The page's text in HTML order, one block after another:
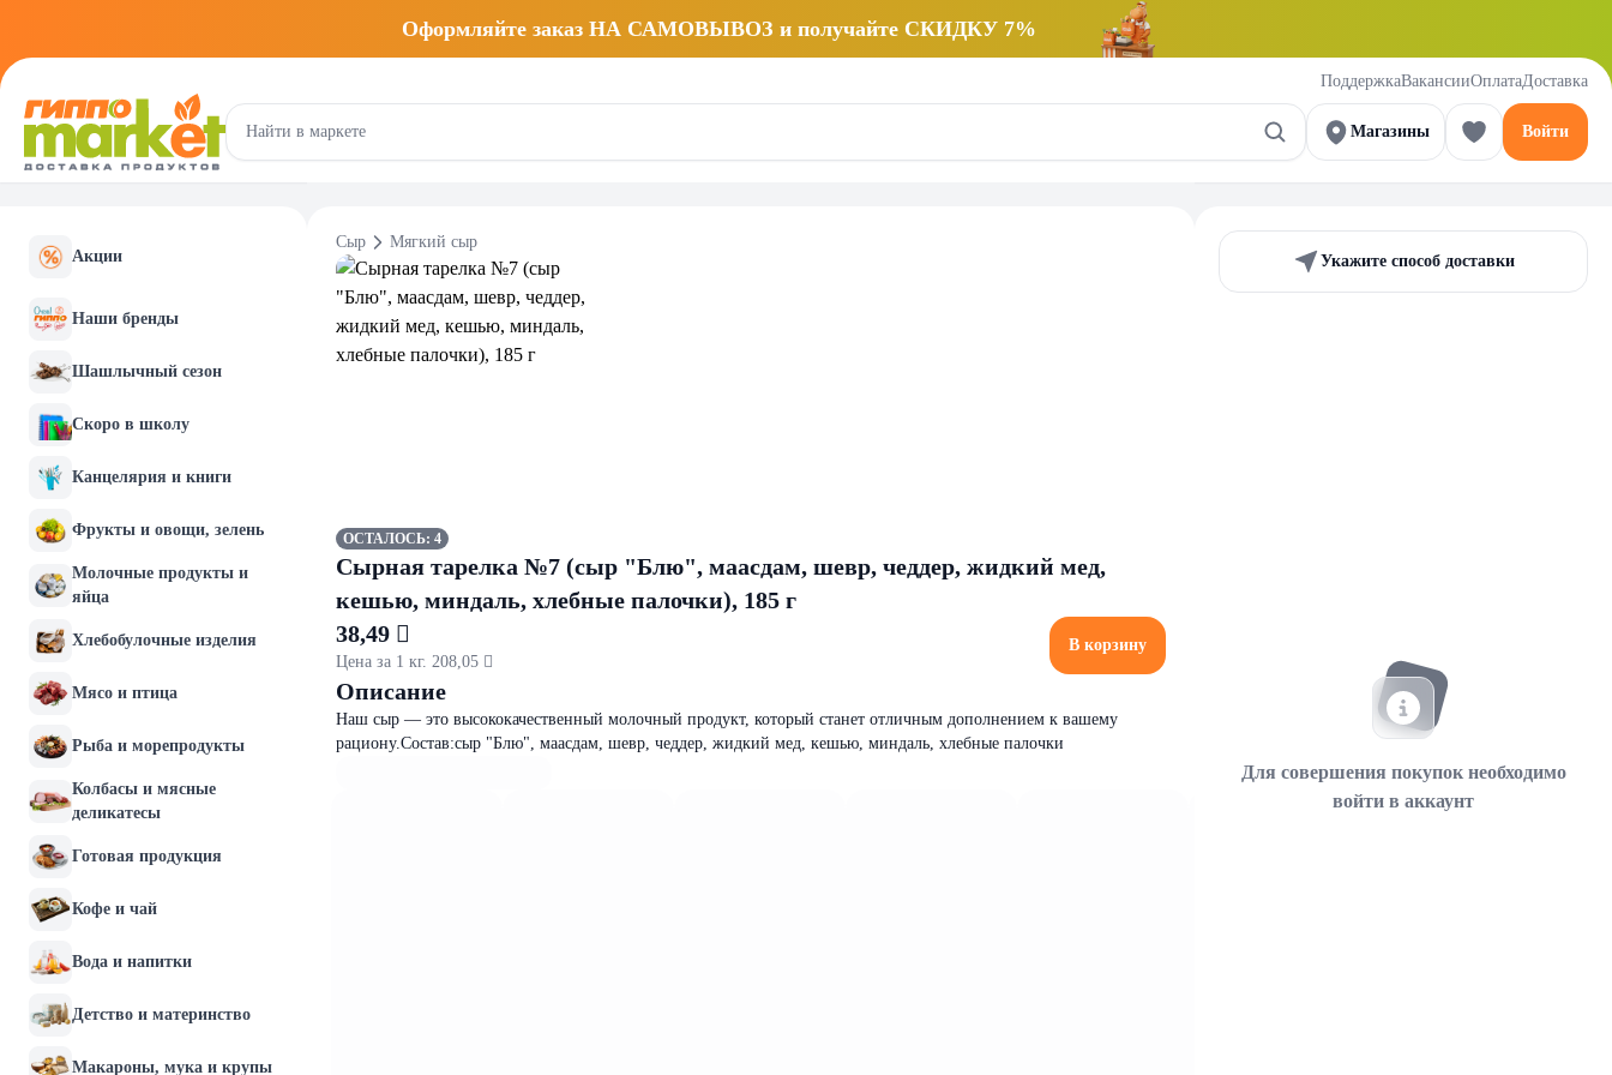
Оформляйте заказ НА САМОВЫВОЗ и получайте СКИДКУ 7%
ПоддержкаВакансииОплатаДоставка
Магазины Войти
Акции
Наши бренды
Шашлычный сезон
Скоро в школу
Канцелярия и книги
Фрукты и овощи, зелень
Молочные продукты и
яйца
Хлебобулочные изделия
Мясо и птица
Рыба и морепродукты
Колбасы и мясные
деликатесы
Готовая продукция
Кофе и чай
Вода и напитки
Детство и материнство
Макароны, мука и крупы
Сыр Мягкий сыр
ОСТАЛОСЬ: 4
Сырная тарелка №7 (сыр "Блю", маасдам, шевр, чеддер, жидкий мед,
кешью, миндаль, хлебные палочки), 185 г
38,49 
Цена за 1 кг. 208,05 
В корзину
Описание
Наш сыр — это высококачественный молочный продукт, который станет отличным дополнением к вашему
рациону.Состав:сыр "Блю", маасдам, шевр, чеддер, жидкий мед, кешью, миндаль, хлебные палочки
Укажите способ доставки
Для совершения покупок необходимо
войти в аккаунт